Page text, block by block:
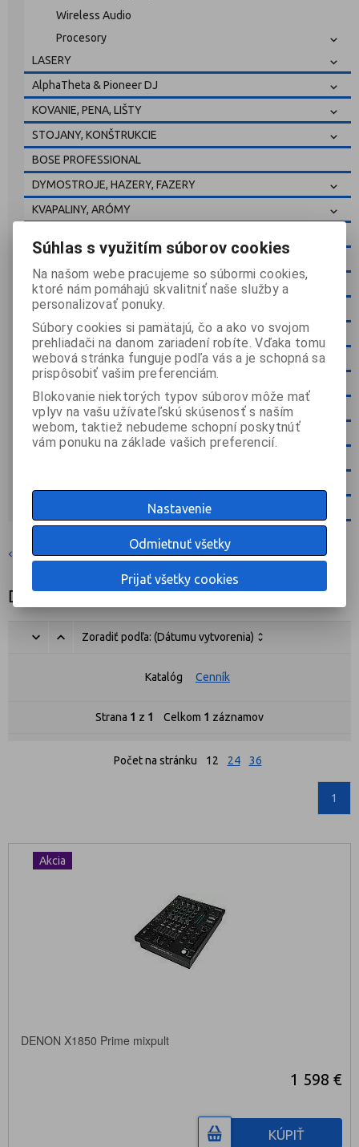
Wireless Audio
Procesory
LASERY
AlphaTheta & Pioneer DJ
KOVANIE, PENA, LIŠTY
STOJANY, KONŠTRUKCIE
BOSE PROFESSIONAL
DYMOSTROJE, HAZERY, FAZERY
KVAPALINY, ARÓMY
18 SOUND SPEAKERS
KÁBLE, KONEKTORY
RACKY, KUFRE, BAGY, SKATEBOARD
BITTNER AUDIO
ŽIAROVKY, VÝBOJKY
BAZÁR
SERVIS
VÝPREDAJ
DJ pulty
Denon
Zoradiť podľa: (Dátumu vytvorenia)
Katalóg Cenník
Strana 1 z 1 Celkom 1 záznamov
Počet na stránku 12 24 36
1
Akcia
DENON X1850 Prime mixpult
1 598 €
KÚPIŤ
Súhlas s využitím súborov cookies
Na našom webe pracujeme so súbormi cookies,
ktoré nám pomáhajú skvalitniť naše služby a
personalizovať ponuky.
Súbory cookies si pamätajú, čo a ako vo svojom
prehliadači na danom zariadení robíte. Vďaka tomu
webová stránka funguje podľa vás a je schopná sa
prispôsobiť vašim preferenciám.
Blokovanie niektorých typov súborov môže mať
vplyv na vašu užívateľskú skúsenosť s naším
webom, taktiež nebudeme schopní poskytnúť
vám ponuku na základe vašich preferencií.
Nastavenie
Odmietnuť všetky
Prijať všetky cookies